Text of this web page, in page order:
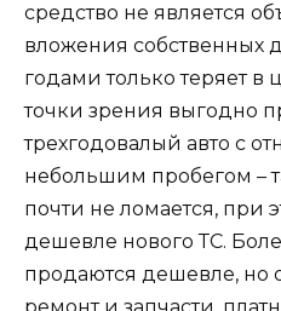
средство не является
вложения собственных
годами только теряет в
точки зрения выгодно
трехгодовалый авто с
небольшим пробегом –
почти не ломается, при
дешевле нового ТС.
продаются дешевле, но